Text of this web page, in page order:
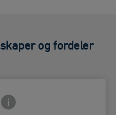
og fordeler
Forside Info-ikon